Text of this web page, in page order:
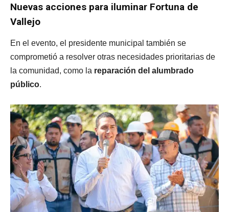
Nuevas acciones para iluminar Fortuna de
Vallejo
En el evento, el presidente municipal también se
comprometió a resolver otras necesidades prioritarias de
la comunidad, como la reparación del alumbrado
público.